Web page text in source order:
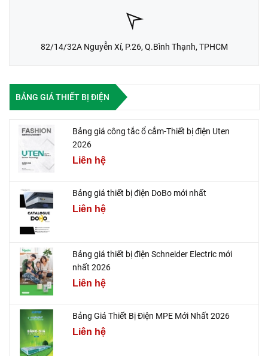
82/14/32A Nguyễn Xí, P.26, Q.Bình Thạnh, TPHCM
BẢNG GIÁ THIẾT BỊ ĐIỆN
Bảng giá công tắc ổ cắm-Thiết bị điện Uten
2026
Liên hệ
Bảng giá thiết bị điện DoBo mới nhất
Liên hệ
Bảng giá thiết bị điện Schneider Electric mới
nhất 2026
Liên hệ
Bảng Giá Thiết Bị Điện MPE Mới Nhất 2026
Liên hệ